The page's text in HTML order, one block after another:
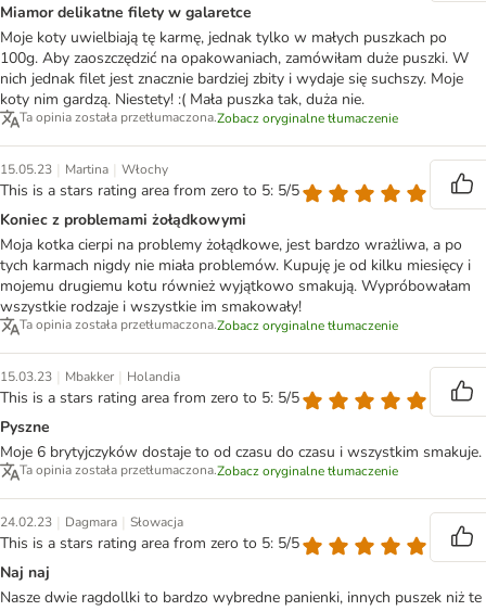
Miamor delikatne filety w galaretce
Moje koty uwielbiają tę karmę, jednak tylko w małych puszkach po
100g. Aby zaoszczędzić na opakowaniach, zamówiłam duże puszki. W
nich jednak filet jest znacznie bardziej zbity i wydaje się suchszy. Moje
koty nim gardzą. Niestety! :( Mała puszka tak, duża nie.
Ta opinia została przetłumaczona.Zobacz oryginalne tłumaczenie
15.05.23 | Martina | Włochy
This is a stars rating area from zero to 5: 5/5
Koniec z problemami żołądkowymi
Moja kotka cierpi na problemy żołądkowe, jest bardzo wrażliwa, a po
tych karmach nigdy nie miała problemów. Kupuję je od kilku miesięcy i
mojemu drugiemu kotu również wyjątkowo smakują. Wypróbowałam
wszystkie rodzaje i wszystkie im smakowały!
Ta opinia została przetłumaczona.Zobacz oryginalne tłumaczenie
15.03.23 | Mbakker | Holandia
This is a stars rating area from zero to 5: 5/5
Pyszne
Moje 6 brytyjczyków dostaje to od czasu do czasu i wszystkim smakuje.
Ta opinia została przetłumaczona.Zobacz oryginalne tłumaczenie
24.02.23 | Dagmara | Słowacja
This is a stars rating area from zero to 5: 5/5
Naj naj
Nasze dwie ragdollki to bardzo wybredne panienki, innych puszek niż te